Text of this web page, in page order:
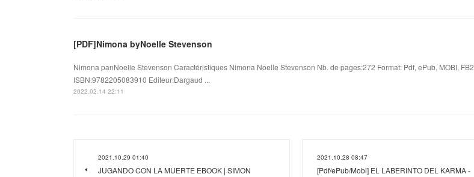
[PDF]Nimona byNoelle Stevenson
Nimona panNoelle Stevenson Caractéristiques Nimona Noelle Stevenson Nb. de pages:272 Format: Pdf, ePub, MOBI, FB2
ISBN:9782205083910 Editeur:Dargaud ...
2022.02.14 22:11
2021.10.29 01:40
JUGANDO CON LA MUERTE EBOOK | SIMON
2021.10.28 08:47
[Pdf/ePub/Mobi] EL LABERINTO DEL KARMA -